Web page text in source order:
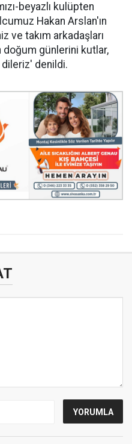
beyazlı kulüpten
Hakan Arslan'ın
ve takım arkadaşları
doğum günlerini kutlar,
dileriz' denildi.